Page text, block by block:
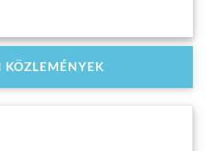
KÖZLEMÉNYEK